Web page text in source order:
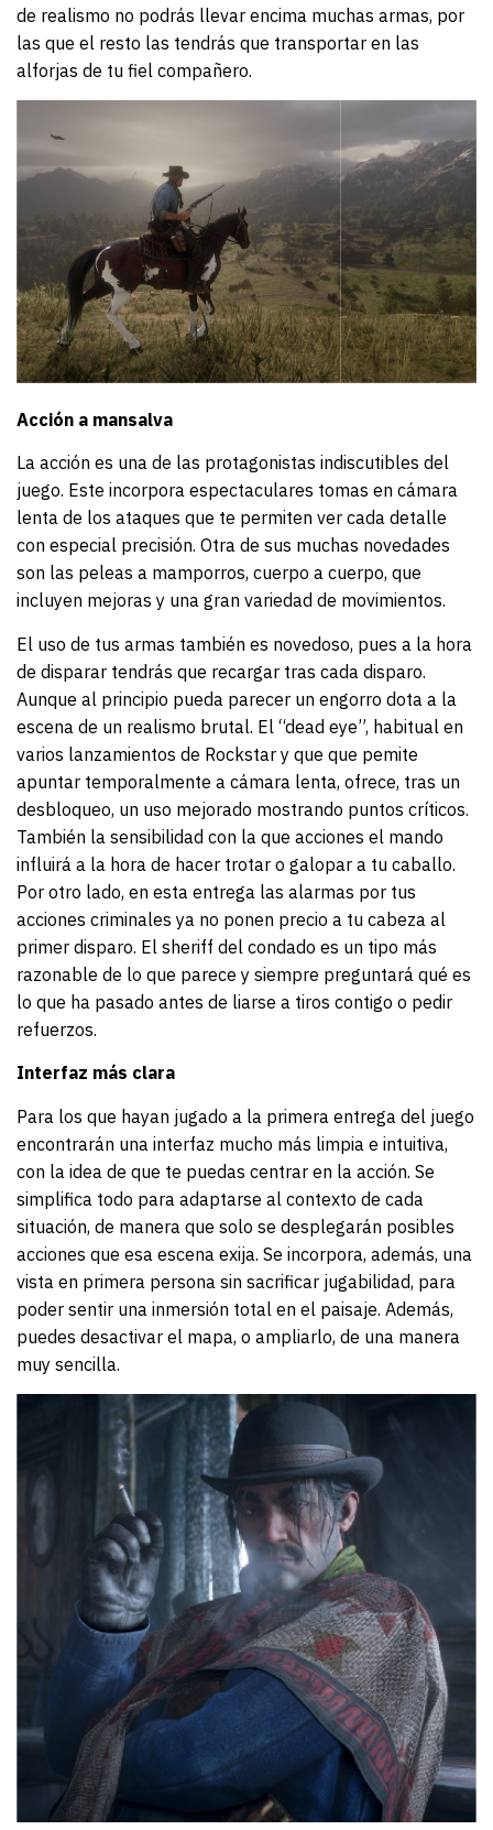
de realismo no podrás llevar encima muchas armas, por
las que el resto las tendrás que transportar en las
alforjas de tu fiel compañero.
Acción a mansalva
La acción es una de las protagonistas indiscutibles del
juego. Este incorpora espectaculares tomas en cámara
lenta de los ataques que te permiten ver cada detalle
con especial precisión. Otra de sus muchas novedades
son las peleas a mamporros, cuerpo a cuerpo, que
incluyen mejoras y una gran variedad de movimientos.
El uso de tus armas también es novedoso, pues a la hora
de disparar tendrás que recargar tras cada disparo.
Aunque al principio pueda parecer un engorro dota a la
escena de un realismo brutal. El “dead eye”, habitual en
varios lanzamientos de Rockstar y que que pemite
apuntar temporalmente a cámara lenta, ofrece, tras un
desbloqueo, un uso mejorado mostrando puntos críticos.
También la sensibilidad con la que acciones el mando
influirá a la hora de hacer trotar o galopar a tu caballo.
Por otro lado, en esta entrega las alarmas por tus
acciones criminales ya no ponen precio a tu cabeza al
primer disparo. El sheriff del condado es un tipo más
razonable de lo que parece y siempre preguntará qué es
lo que ha pasado antes de liarse a tiros contigo o pedir
refuerzos.
Interfaz más clara
Para los que hayan jugado a la primera entrega del juego
encontrarán una interfaz mucho más limpia e intuitiva,
con la idea de que te puedas centrar en la acción. Se
simplifica todo para adaptarse al contexto de cada
situación, de manera que solo se desplegarán posibles
acciones que esa escena exija. Se incorpora, además, una
vista en primera persona sin sacrificar jugabilidad, para
poder sentir una inmersión total en el paisaje. Además,
puedes desactivar el mapa, o ampliarlo, de una manera
muy sencilla.